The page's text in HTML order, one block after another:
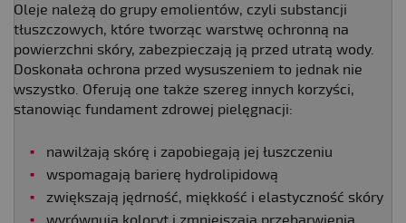
Oleje należą do grupy emolientów, czyli substancji
tłuszczowych, które tworząc warstwę ochronną na
powierzchni skóry, zabezpieczają ją przed utratą wody.
Doskonała ochrona przed wysuszeniem to jednak nie
wszystko. Oferują one także szereg innych korzyści,
stanowiąc fundament zdrowej pielęgnacji:
nawilżają skórę i zapobiegają jej łuszczeniu
wspomagają barierę hydrolipidową
zwiększają jędrność, miękkość i elastyczność skóry